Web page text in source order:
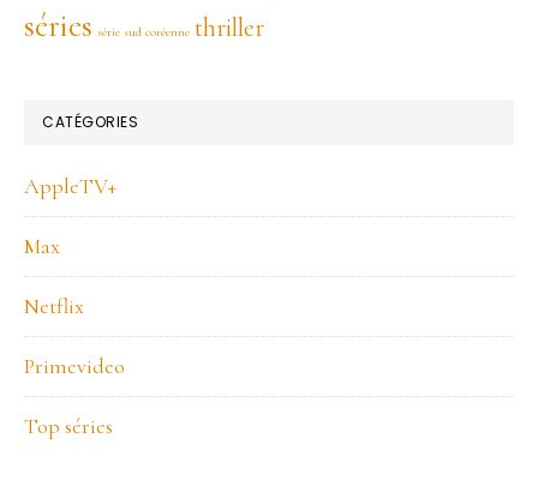
séries série sud coréenne thriller
CATÉGORIES
AppleTV+
Max
Netflix
Primevideo
Top séries